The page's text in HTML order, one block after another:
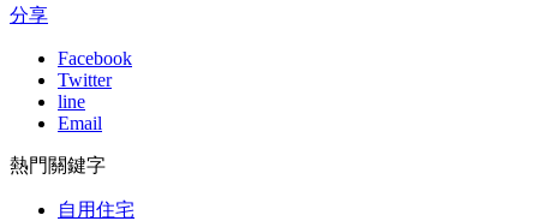
分享
Facebook
Twitter
line
Email
熱門關鍵字
自用住宅